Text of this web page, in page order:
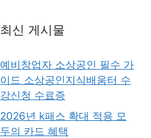
최신 게시물
예비창업자 소상공인 필수 가
이드 소상공인지식배움터 수
강신청 수료증
2026년 k패스 확대 적용 모
두의 카드 혜택